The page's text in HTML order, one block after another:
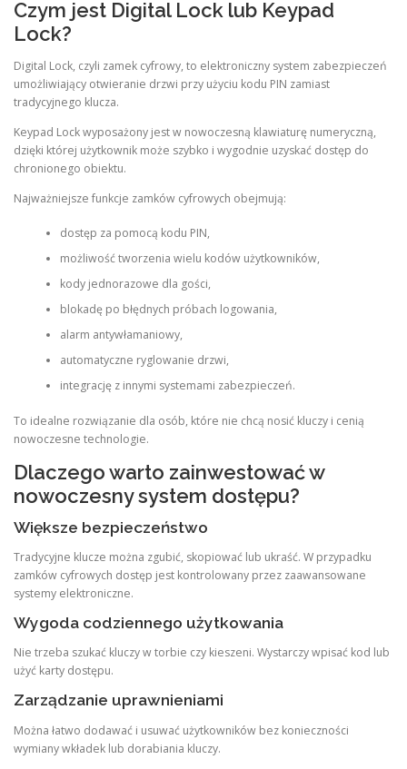
Czym jest Digital Lock lub Keypad
Lock?
Digital Lock, czyli zamek cyfrowy, to elektroniczny system zabezpieczeń
umożliwiający otwieranie drzwi przy użyciu kodu PIN zamiast
tradycyjnego klucza.
Keypad Lock wyposażony jest w nowoczesną klawiaturę numeryczną,
dzięki której użytkownik może szybko i wygodnie uzyskać dostęp do
chronionego obiektu.
Najważniejsze funkcje zamków cyfrowych obejmują:
dostęp za pomocą kodu PIN,
możliwość tworzenia wielu kodów użytkowników,
kody jednorazowe dla gości,
blokadę po błędnych próbach logowania,
alarm antywłamaniowy,
automatyczne ryglowanie drzwi,
integrację z innymi systemami zabezpieczeń.
To idealne rozwiązanie dla osób, które nie chcą nosić kluczy i cenią
nowoczesne technologie.
Dlaczego warto zainwestować w
nowoczesny system dostępu?
Większe bezpieczeństwo
Tradycyjne klucze można zgubić, skopiować lub ukraść. W przypadku
zamków cyfrowych dostęp jest kontrolowany przez zaawansowane
systemy elektroniczne.
Wygoda codziennego użytkowania
Nie trzeba szukać kluczy w torbie czy kieszeni. Wystarczy wpisać kod lub
użyć karty dostępu.
Zarządzanie uprawnieniami
Można łatwo dodawać i usuwać użytkowników bez konieczności
wymiany wkładek lub dorabiania kluczy.